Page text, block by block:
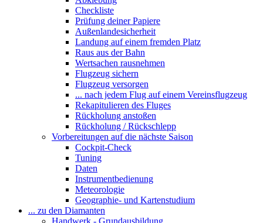
Checkliste
Prüfung deiner Papiere
Außenlandesicherheit
Landung auf einem fremden Platz
Raus aus der Bahn
Wertsachen rausnehmen
Flugzeug sichern
Flugzeug versorgen
... nach jedem Flug auf einem Vereinsflugzeug
Rekapitulieren des Fluges
Rückholung anstoßen
Rückholung / Rückschlepp
Vorbereitungen auf die nächste Saison
Cockpit-Check
Tuning
Daten
Instrumentbedienung
Meteorologie
Geographie- und Kartenstudium
... zu den Diamanten
Handwerk - Grundausbildung